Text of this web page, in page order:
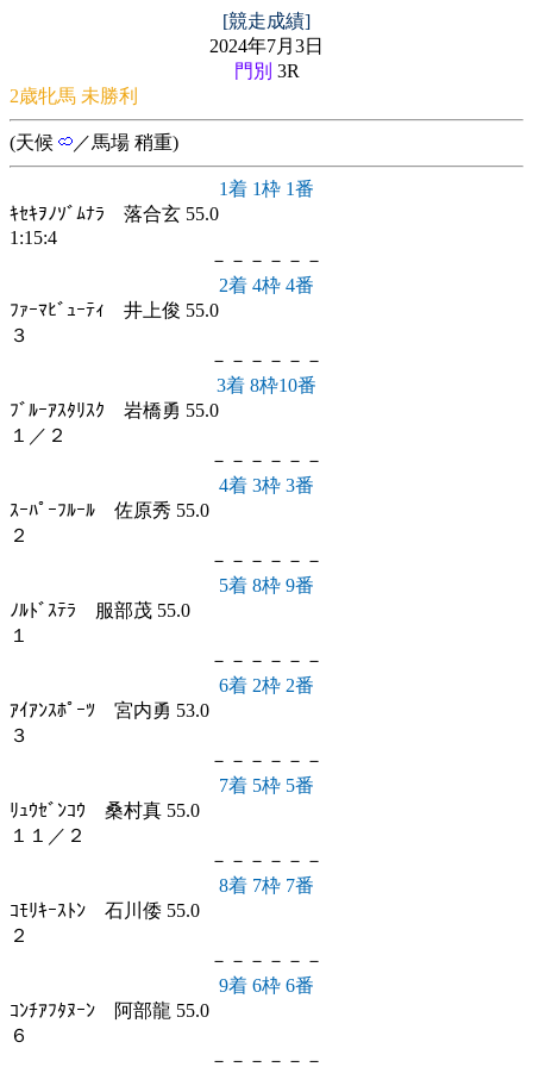
[競走成績]
2024年7月3日
門別 3R
2歳牝馬 未勝利
(天候 ／馬場 稍重)
1着 1枠 1番
ｷｾｷｦﾉｿﾞﾑﾅﾗ 落合玄 55.0
1:15:4
－－－－－－
2着 4枠 4番
ﾌｧｰﾏﾋﾞｭｰﾃｨ 井上俊 55.0
３
－－－－－－
3着 8枠10番
ﾌﾞﾙｰｱｽﾀﾘｽｸ 岩橋勇 55.0
１／２
－－－－－－
4着 3枠 3番
ｽｰﾊﾟｰﾌﾙｰﾙ 佐原秀 55.0
２
－－－－－－
5着 8枠 9番
ﾉﾙﾄﾞｽﾃﾗ 服部茂 55.0
１
－－－－－－
6着 2枠 2番
ｱｲｱﾝｽﾎﾟｰﾂ 宮内勇 53.0
３
－－－－－－
7着 5枠 5番
ﾘｭｳｾﾞﾝｺｳ 桑村真 55.0
１１／２
－－－－－－
8着 7枠 7番
ｺﾓﾘｷｰｽﾄﾝ 石川倭 55.0
２
－－－－－－
9着 6枠 6番
ｺﾝﾁｱﾌﾀﾇｰﾝ 阿部龍 55.0
６
－－－－－－